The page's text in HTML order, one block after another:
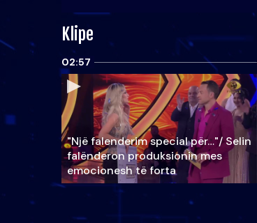
Klipe
02:57
"Një falenderim special për…"/ Selin
falënderon produksionin mes
emocionesh të forta